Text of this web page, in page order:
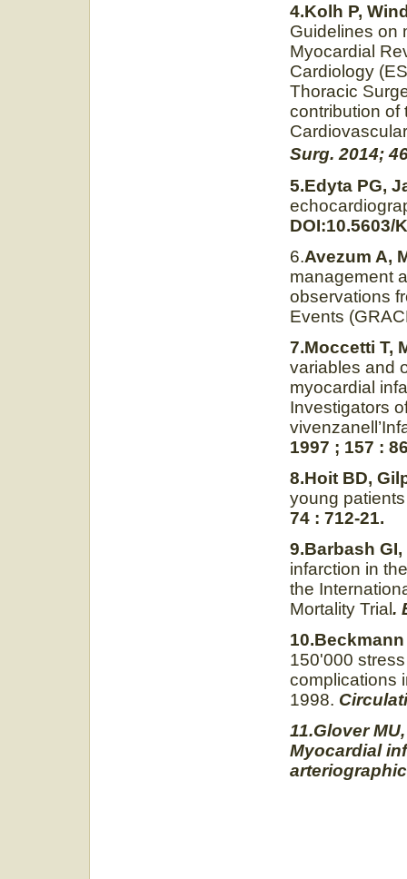
4.Kolh P,
Guidelines on
Myocardial
Cardiology
Thoracic
contribution of
Surg. 2014;
5.Edyta PG,
DOI:10.5603/
6.Avezum A,
management
observations
Events
7.Moccetti T,
variables and
myocardial
Investigators
1997 ; 157 :
8.Hoit BD,
young
74 : 712-21.
9.Barbash
infarction in
the
Mortality Trial .
150'000
complications
1998.
11.Glover
Myocardial